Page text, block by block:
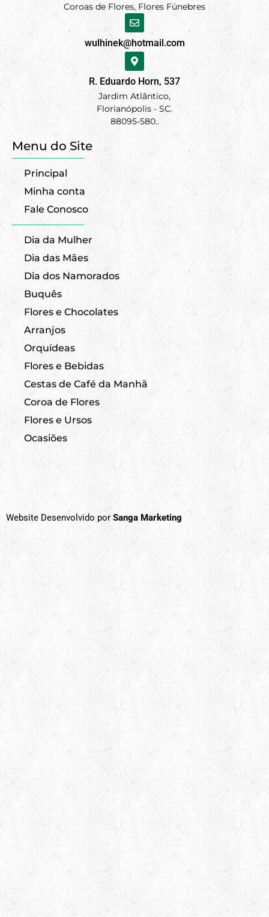
Coroas de Flores, Flores Fúnebres
wulhinek@hotmail.com
R. Eduardo Horn, 537
Jardim Atlântico,
Florianópolis - SC.
88095-580..
Menu do Site
Principal
Minha conta
Fale Conosco
Dia da Mulher
Dia das Mães
Dia dos Namorados
Buquês
Flores e Chocolates
Arranjos
Orquídeas
Flores e Bebidas
Cestas de Café da Manhã
Coroa de Flores
Flores e Ursos
Ocasiões
Website Desenvolvido porSanga Marketing